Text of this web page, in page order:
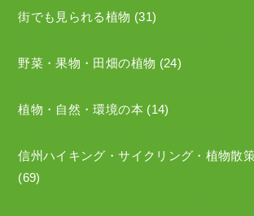
街でも見られる植物 (31)
野菜・果物・田畑の植物 (24)
植物・自然・環境の本 (14)
信州ハイキング・サイクリング・植物散
(69)